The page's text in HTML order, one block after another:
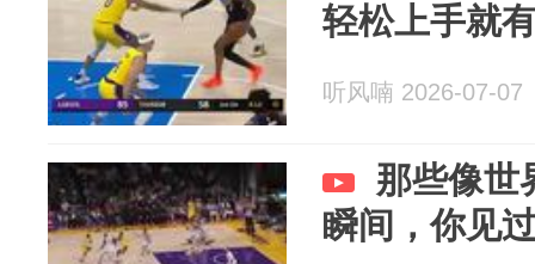
轻松上手就
听风喃 2026-07-07
那些像世
瞬间，你见